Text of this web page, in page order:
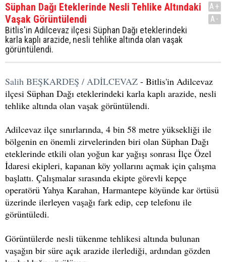
Süphan Dağı Eteklerinde Nesli Tehlike Altındaki
Vaşak Görüntülendi
Bitlis'in Adilcevaz ilçesi Süphan Dağı eteklerindeki
karla kaplı arazide, nesli tehlike altında olan vaşak
görüntülendi.
A+
A-
Salih BEŞKARDEŞ / ADİLCEVAZ - Bitlis'in Adilcevaz
ilçesi Süphan Dağı eteklerindeki karla kaplı arazide, nesli
tehlike altında olan vaşak görüntülendi.
Adilcevaz ilçe sınırlarında, 4 bin 58 metre yüksekliği ile
bölgenin en önemli zirvelerinden biri olan Süphan Dağı
eteklerinde etkili olan yoğun kar yağışı sonrası İlçe Özel
İdaresi ekipleri, kapanan köy yollarını açmak için çalışma
başlattı. Çalışmalar sırasında ekipte görevli kepçe
operatörü Yahya Karahan, Harmantepe köyünde kar örtüsü
üzerinde ilerleyen vaşağı fark edip, cep telefonu ile
görüntüledi.
Görüntülerde nesli tükenme tehlikesi altında bulunan
vaşağın bir süre açık arazide ilerlediği, ardından gözden